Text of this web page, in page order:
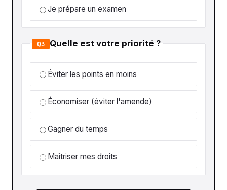
Je prépare un examen
Q3 Quelle est votre priorité ?
Éviter les points en moins
Économiser (éviter l'amende)
Gagner du temps
Maîtriser mes droits